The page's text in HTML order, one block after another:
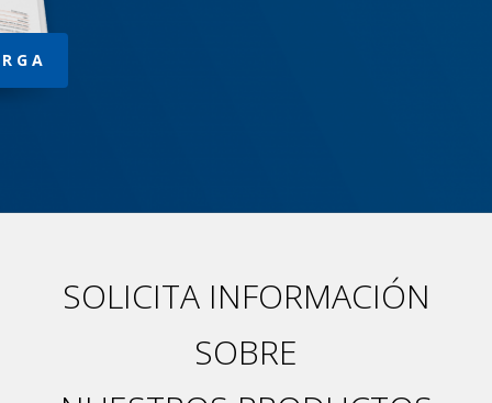
SOLICITA INFORMACIÓN
SOBRE